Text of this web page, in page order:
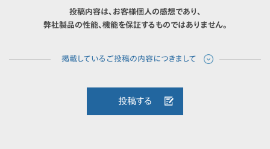
投稿内容は、お客様個人の感想であり、
弊社製品の性能、機能を保証するものではありません。
投稿する